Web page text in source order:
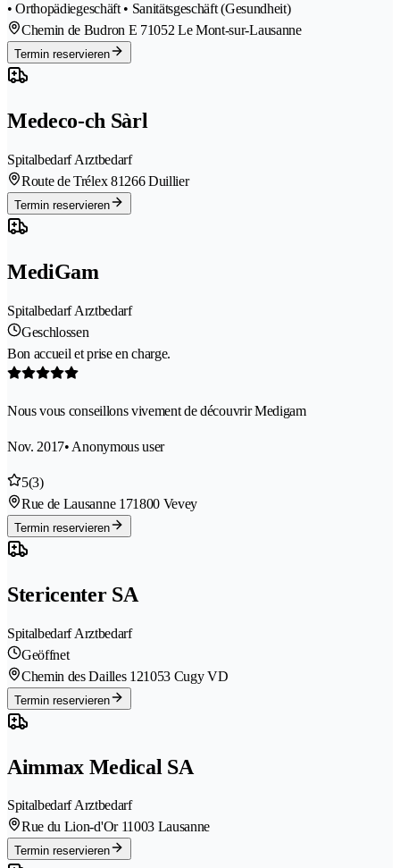
• Orthopädiegeschäft • Sanitätsgeschäft (Gesundheit)
Chemin de Budron E 71052 Le Mont-sur-Lausanne
Termin reservieren
Medeco-ch Sàrl
Spitalbedarf Arztbedarf
Route de Trélex 81266 Duillier
Termin reservieren
MediGam
Spitalbedarf Arztbedarf
Geschlossen
Bon accueil et prise en charge.
Nous vous conseillons vivement de découvrir Medigam
Nov. 2017• Anonymous user
5(3)
Rue de Lausanne 171800 Vevey
Termin reservieren
Stericenter SA
Spitalbedarf Arztbedarf
Geöffnet
Chemin des Dailles 121053 Cugy VD
Termin reservieren
Aimmax Medical SA
Spitalbedarf Arztbedarf
Rue du Lion-d'Or 11003 Lausanne
Termin reservieren